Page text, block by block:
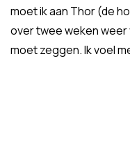
moet ik aan Thor (de
over twee weken weer
moet zeggen. Ik voel